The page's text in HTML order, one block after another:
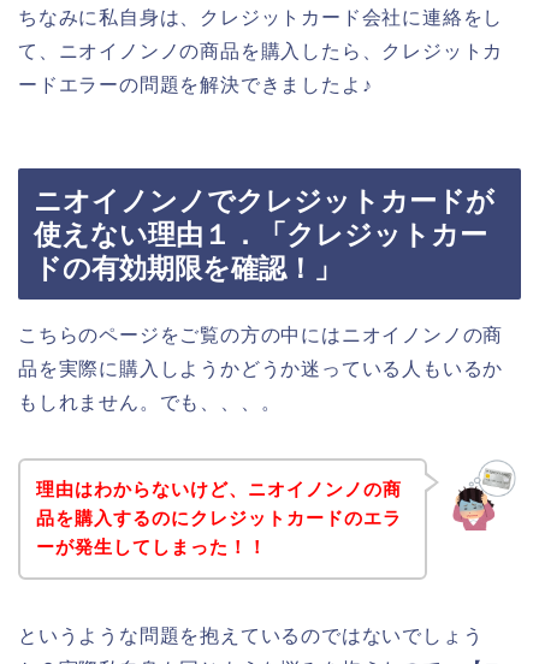
ちなみに私自身は、クレジットカード会社に連絡をし
て、ニオイノンノの商品を購入したら、クレジットカ
ードエラーの問題を解決できましたよ♪
ニオイノンノでクレジットカードが
使えない理由１．「クレジットカー
ドの有効期限を確認！」
こちらのページをご覧の方の中にはニオイノンノの商
品を実際に購入しようかどうか迷っている人もいるか
もしれません。でも、、、。
理由はわからないけど、ニオイノンノの商
品を購入するのにクレジットカードのエラ
ーが発生してしまった！！
というような問題を抱えているのではないでしょう